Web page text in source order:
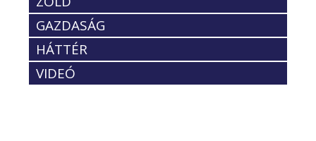
GAZDASÁG
HÁTTÉR
VIDEÓ